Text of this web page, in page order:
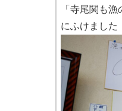
「寺尾関も
にふけました